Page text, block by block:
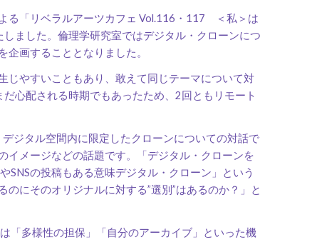
る「リベラルアーツカフェ Vol.116・117 ＜私＞は
ました。倫理学研究室ではデジタル・クローンにつ
画することとなりました。
やすいこともあり、敢えて同じテーマについて対
心配される時期でもあったため、2回ともリモート
ジタル空間内に限定したクローンについての対話で
イメージなどの話題です。「デジタル・クローンを
の投稿もある意味デジタル・クローン」という
にそのオリジナルに対する”選別”はあるのか？」と
「多様性の担保」「自分のアーカイブ」といった機